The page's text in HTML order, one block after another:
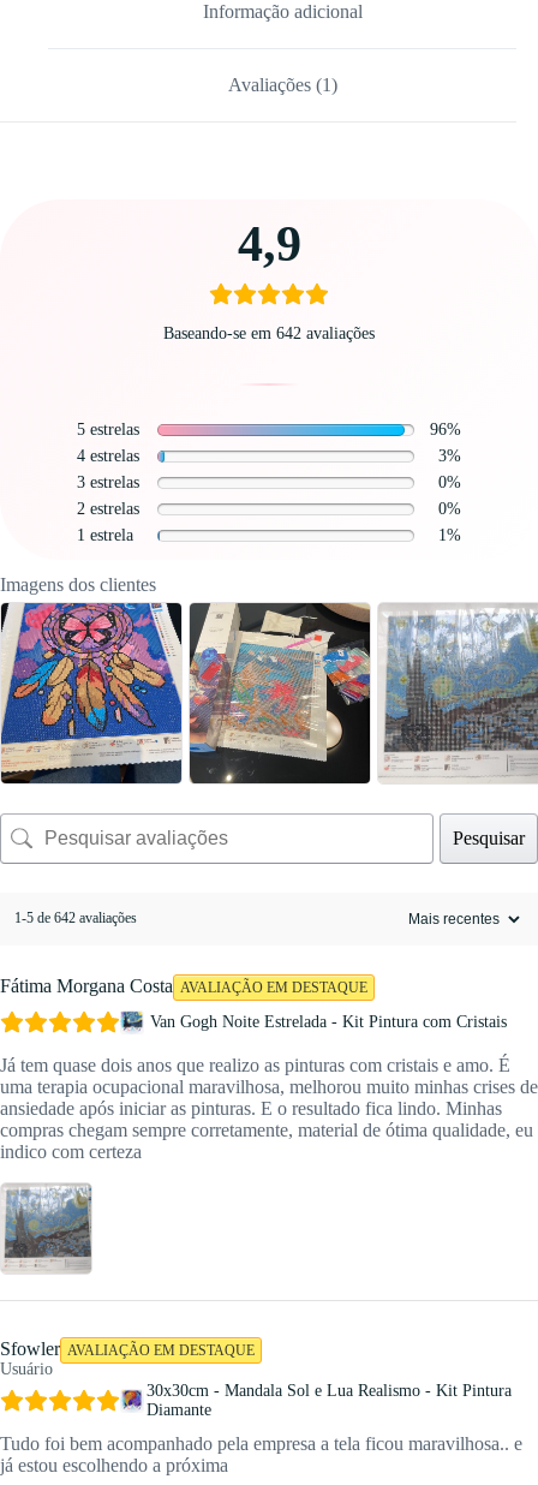
Informação adicional
Avaliações (1)
4,9
Baseando-se em 642 avaliações
5 estrelas
96%
4 estrelas
3%
3 estrelas
0%
2 estrelas
0%
1 estrela
1%
Imagens dos clientes
Pesquisar
1-5 de 642 avaliações
Fátima Morgana Costa AVALIAÇÃO EM DESTAQUE
Van Gogh Noite Estrelada - Kit Pintura com Cristais
Já tem quase dois anos que realizo as pinturas com cristais e amo. É
uma terapia ocupacional maravilhosa, melhorou muito minhas crises de
ansiedade após iniciar as pinturas. E o resultado fica lindo. Minhas
compras chegam sempre corretamente, material de ótima qualidade, eu
indico com certeza
Sfowler
Usuário
AVALIAÇÃO EM DESTAQUE
30x30cm - Mandala Sol e Lua Realismo - Kit Pintura
Diamante
Tudo foi bem acompanhado pela empresa a tela ficou maravilhosa.. e
já estou escolhendo a próxima